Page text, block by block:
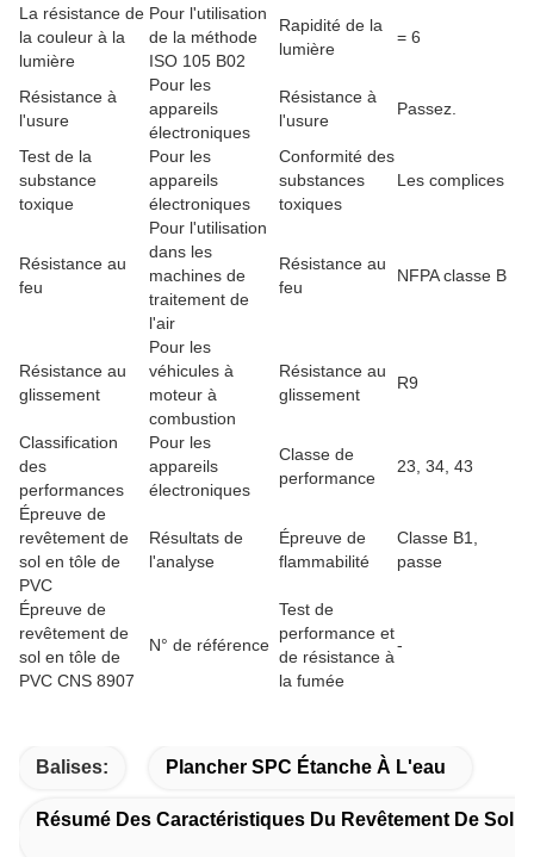
La résistance de
la couleur à la
lumière
Pour l'utilisation
de la méthode
ISO 105 B02
Rapidité de la
lumière
= 6
Résistance à
l'usure
Pour les
appareils
électroniques
Résistance à
l'usure
Passez.
Test de la
substance
toxique
Pour les
appareils
électroniques
Conformité des
substances
toxiques
Les complices
Résistance au
feu
Pour l'utilisation
dans les
machines de
traitement de
l'air
Résistance au
feu
NFPA classe B
Résistance au
glissement
Pour les
véhicules à
moteur à
combustion
Résistance au
glissement
R9
Classification
des
performances
Pour les
appareils
électroniques
Classe de
performance
23, 34, 43
Épreuve de
revêtement de
sol en tôle de
PVC
Résultats de
l'analyse
Épreuve de
flammabilité
Classe B1,
passe
Épreuve de
revêtement de
sol en tôle de
PVC CNS 8907
N° de référence
Test de
performance et
de résistance à
la fumée
-
Balises: Plancher SPC Étanche À L'eau
Résumé Des Caractéristiques Du Revêtement De Sol